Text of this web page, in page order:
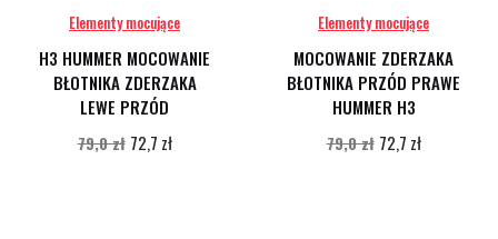
Elementy mocujące
H3 HUMMER MOCOWANIE
BŁOTNIKA ZDERZAKA
LEWE PRZÓD
79,0 zł 72,7 zł
Elementy mocujące
MOCOWANIE ZDERZAKA
BŁOTNIKA PRZÓD PRAWE
HUMMER H3
79,0 zł 72,7 zł